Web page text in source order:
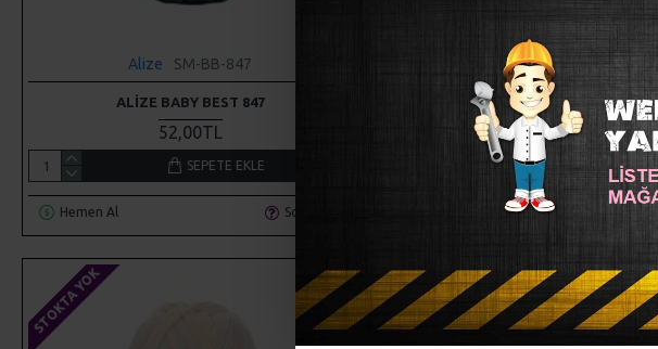
Alize SM-BB-847
ALIZE BABY BEST 847
52,00TL
SEPETE EKLE
Hemen Al Soru Sor
SM-BB-851-Pervane-
ALIZE BABY BEST 851 PERVANE
52,00TL
SEPETE EKLE
STOKTA YOK